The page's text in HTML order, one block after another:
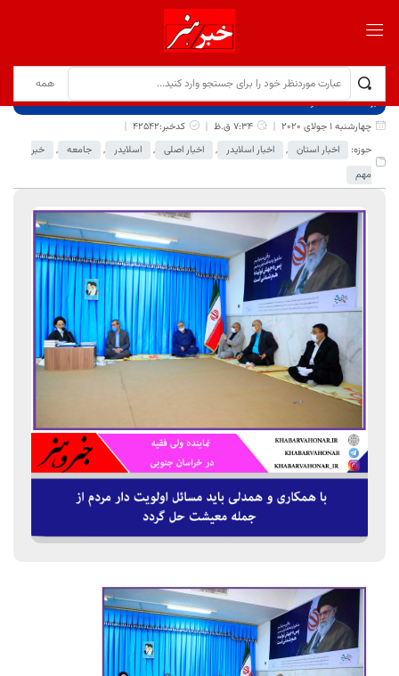
برگ نخست
نوشته‌ها
چهارشنبه 1 جولای 2020
7:34 ق.ظ
کدخبر:42542
حوزه:
اخبار استان , اخبار اسلایدر , اخبار اصلی , اسلایدر , جامعه ,
خبر
مهم